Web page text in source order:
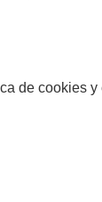
de cookies